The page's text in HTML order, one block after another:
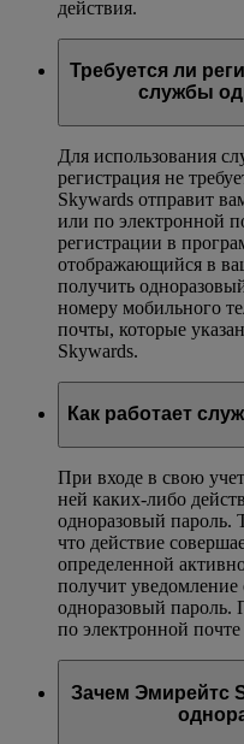
действия.
Требуется ли
службы
Для использования
регистрация не
Skywards отправит
или по электронной
регистрации в
отображающийся в
получить
номеру мобильного
почты, которые
Skywards.
Как работает
При входе в свою
ней каких-либо
одноразовый пароль.
что действие
определенной
получит уведомление
одноразовый пароль.
по электронной
Зачем Эмирейтс